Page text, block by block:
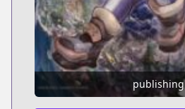
publishing